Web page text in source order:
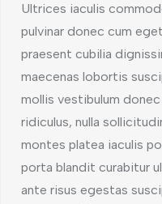
Ultrices iaculis
pulvinar donec cum
praesent cubilia
maecenas lobortis
mollis vestibulum
ridiculus, nulla
montes platea iaculis
porta blandit curabitur
ante risus egestas